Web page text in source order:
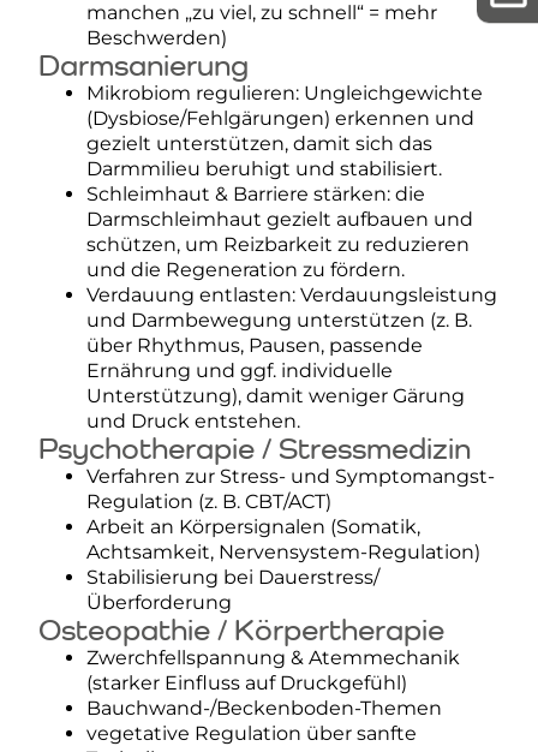
manchen „zu viel, zu schnell“ = mehr
Beschwerden)
Darmsanierung
Mikrobiom regulieren: Ungleichgewichte
(Dysbiose/Fehlgärungen) erkennen und
gezielt unterstützen, damit sich das
Darmmilieu beruhigt und stabilisiert.
Schleimhaut & Barriere stärken: die
Darmschleimhaut gezielt aufbauen und
schützen, um Reizbarkeit zu reduzieren
und die Regeneration zu fördern.
Verdauung entlasten: Verdauungsleistung
und Darmbewegung unterstützen (z. B.
über Rhythmus, Pausen, passende
Ernährung und ggf. individuelle
Unterstützung), damit weniger Gärung
und Druck entstehen.
Psychotherapie / Stressmedizin
Verfahren zur Stress- und Symptomangst-
Regulation (z. B. CBT/ACT)
Arbeit an Körpersignalen (Somatik,
Achtsamkeit, Nervensystem-Regulation)
Stabilisierung bei Dauerstress/
Überforderung
Osteopathie / Körpertherapie
Zwerchfellspannung & Atemmechanik
(starker Einfluss auf Druckgefühl)
Bauchwand-/Beckenboden-Themen
vegetative Regulation über sanfte